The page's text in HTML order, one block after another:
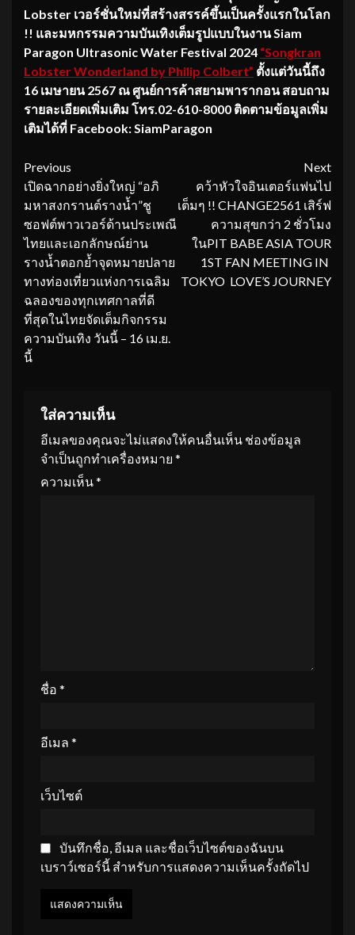
Lobster เวอร์ชั่นใหม่ที่สร้างสรรค์ขึ้นเป็นครั้งแรกในโลก
!! และมหกรรมความบันเทิงเต็มรูปแบบในงาน Siam
Paragon Ultrasonic Water Festival 2024 “Songkran
Lobster Wonderland by Philip Colbert” ตั้งแต่วันนี้ถึง
16 เมษายน 2567 ณ ศูนย์การค้าสยามพารากอน สอบถาม
รายละเอียดเพิ่มเติม โทร.02-610-8000 ติดตามข้อมูลเพิ่ม
เติมได้ที่ Facebook: SiamParagon
Continue
Reading
Previous
เปิดฉากอย่างยิ่งใหญ่ “อภิ
มหาสงกรานต์รางน้ำ”ชู
ซอฟต์พาวเวอร์ด้านประเพณี
ไทยและเอกลักษณ์ย่าน
รางน้ำตอกย้ำจุดหมายปลาย
ทางท่องเที่ยวแห่งการเฉลิม
ฉลองของทุกเทศกาลที่ดี
ที่สุดในไทยจัดเต็มกิจกรรม
ความบันเทิง วันนี้ – 16 เม.ย.
นี้
Next
คว้าหัวใจอินเตอร์แฟนไป
เต็มๆ !! CHANGE2561 เสิร์ฟ
ความสุขกว่า 2 ชั่วโมง
ในPIT BABE ASIA TOUR
1ST FAN MEETING IN
TOKYO LOVE’S JOURNEY
ใส่ความเห็น
อีเมลของคุณจะไม่แสดงให้คนอื่นเห็น ช่องข้อมูล
จำเป็นถูกทำเครื่องหมาย *
ความเห็น*
ชื่อ *
อีเมล *
เว็บไซต์
บันทึกชื่อ, อีเมล และชื่อเว็บไซต์ของฉันบน
เบราว์เซอร์นี้ สำหรับการแสดงความเห็นครั้งถัดไป